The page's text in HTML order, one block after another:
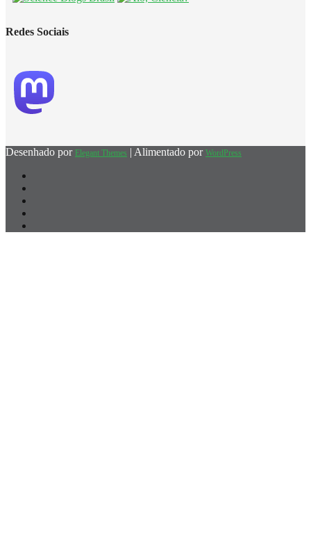
Redes Sociais
Desenhado por Elegant Themes | Alimentado por WordPress